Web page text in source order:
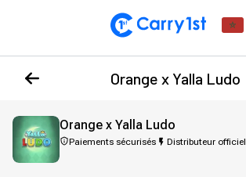
Orange x Yalla Ludo
Orange x Yalla Ludo
Paiements sécurisés Distributeur officiel